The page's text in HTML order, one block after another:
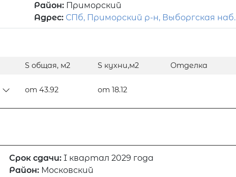
Район: Приморский
Адрес: СПб, Приморский р-н, Выборгская наб.
S общая, м2 S кухни,м2 Отделка
от 43.92 от 18.12
Срок сдачи: I квартал 2029 года
Район: Московский